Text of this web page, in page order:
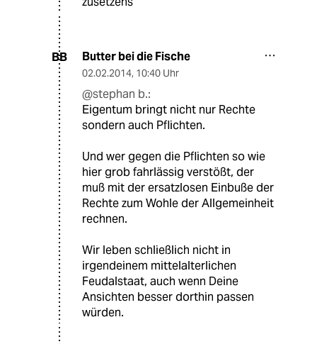
BB Butter bei die Fische
02.02.2014, 10:40 Uhr
@stephan b.:
Eigentum bringt nicht nur Rechte
sondern auch Pflichten.
Und wer gegen die Pflichten so wie
hier grob fahrlässig verstößt, der
muß mit der ersatzlosen Einbuße der
Rechte zum Wohle der Allgemeinheit
rechnen.
Wir leben schließlich nicht in
irgendeinem mittelalterlichen
Feudalstaat, auch wenn Deine
Ansichten besser dorthin passen
würden.